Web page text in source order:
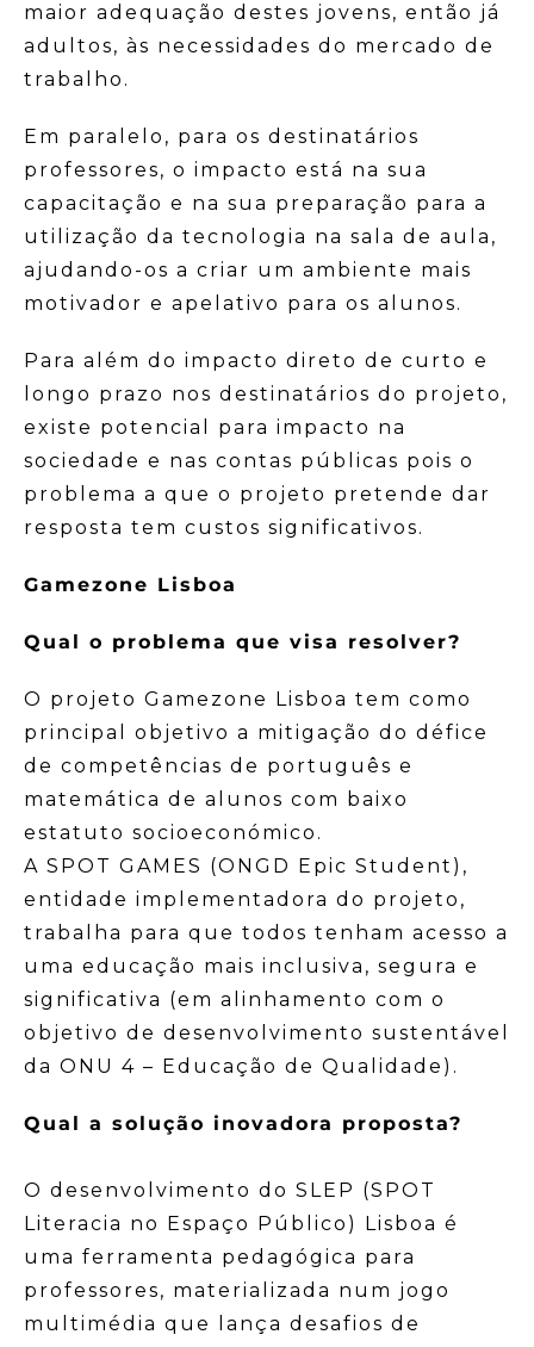
maior adequação destes jovens, então já
adultos, às necessidades do mercado de
trabalho.
Em paralelo, para os destinatários
professores, o impacto está na sua
capacitação e na sua preparação para a
utilização da tecnologia na sala de aula,
ajudando-os a criar um ambiente mais
motivador e apelativo para os alunos.
Para além do impacto direto de curto e
longo prazo nos destinatários do projeto,
existe potencial para impacto na
sociedade e nas contas públicas pois o
problema a que o projeto pretende dar
resposta tem custos significativos.
Gamezone Lisboa
Qual o problema que visa resolver?
O projeto Gamezone Lisboa tem como
principal objetivo a mitigação do défice
de competências de português e
matemática de alunos com baixo
estatuto socioeconómico.
A SPOT GAMES (ONGD Epic Student),
entidade implementadora do projeto,
trabalha para que todos tenham acesso a
uma educação mais inclusiva, segura e
significativa (em alinhamento com o
objetivo de desenvolvimento sustentável
da ONU 4 – Educação de Qualidade).
Qual a solução inovadora proposta?
O desenvolvimento do SLEP (SPOT
Literacia no Espaço Público) Lisboa é
uma ferramenta pedagógica para
professores, materializada num jogo
multimédia que lança desafios de